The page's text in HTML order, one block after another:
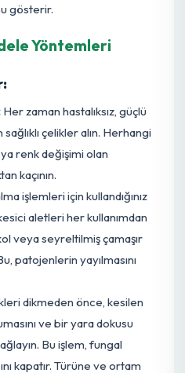
gelir, bu da çeliklerin
veya başlayan kökler hızla
durumlarda, çürüyen kısımlar
veya pembe renkli fungal
görülebilir, bu da
gösterir.
Yöntemleri
Her zaman hastalıksız, güçlü
sağlıklı çelikler alın.